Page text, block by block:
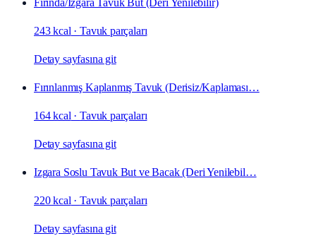
Fırında/Izgara Tavuk But (Deri Yenilebilir)
243 kcal ·Tavuk parçaları
Detay sayfasına git
Fırınlanmış Kaplanmış Tavuk (Derisiz/Kaplaması…
164 kcal ·Tavuk parçaları
Detay sayfasına git
Izgara Soslu Tavuk But ve Bacak (Deri Yenilebil…
220 kcal ·Tavuk parçaları
Detay sayfasına git